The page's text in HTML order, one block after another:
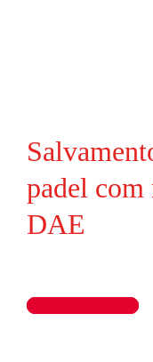
padel com
DAE
Ler artigo completo